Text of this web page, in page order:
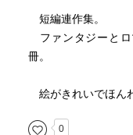
短編連作集。
ファンタジーとロ
冊。
絵がきれいでほん
0